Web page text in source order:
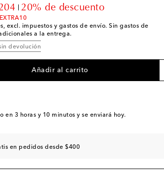
price
20% de descuento
excl. impuestos y gastos de envío. Sin gastos de
a la entrega.
devolución
Añadir al carrito
en 3 horas y 10 minutos y se enviará hoy.
en pedidos desde $400